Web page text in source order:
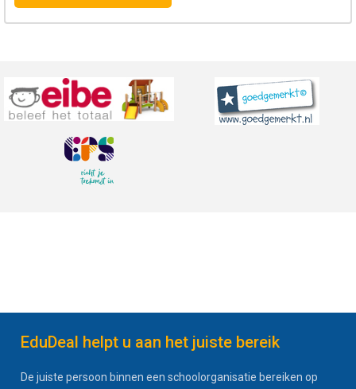
EduDeal helpt u aan het juiste bereik
De juiste persoon binnen een schoolorganisatie bereiken op